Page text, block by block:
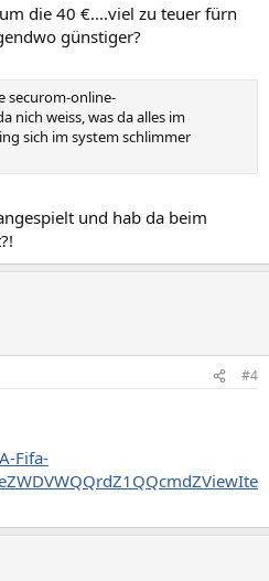
die 40 €....viel zu teuer fürn
günstiger?
securom-online-
nich weiss, was da alles im
sich im system schlimmer
und hab da beim
#4
Fifa-